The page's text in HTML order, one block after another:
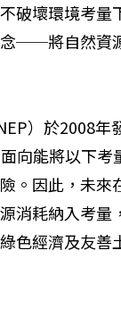
破壞環境考
──將自然資
）於2008
向能將以下考
。因此，未
消耗納入考
色經濟及友